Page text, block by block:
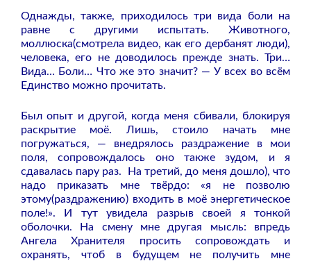
Однажды, также, приходилось три вида боли на
равне с другими испытать. Животного,
моллюска(смотрела видео, как его дербанят люди),
человека, его не доводилось прежде знать. Три…
Вида… Боли… Что же это значит? — У всех во всём
Единство можно прочитать.
Был опыт и другой, когда меня сбивали, блокируя
раскрытие моё. Лишь, стоило начать мне
погружаться, — внедрялось раздражение в мои
поля, сопровождалось оно также зудом, и я
сдавалась пару раз. На третий, до меня дошло), что
надо приказать мне твёрдо: «я не позволю
этому(раздражению) входить в моё энергетическое
поле!». И тут увидела разрыв своей я тонкой
оболочки. На смену мне другая мысль: впредь
Ангела Хранителя просить сопровождать и
охранять, чтоб в будущем не получить мне